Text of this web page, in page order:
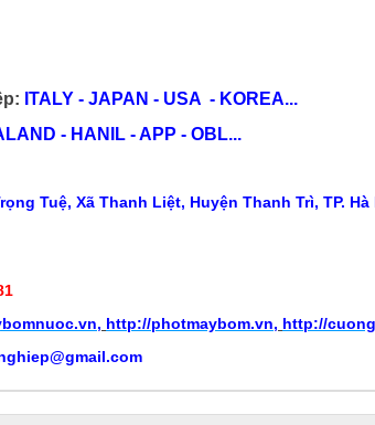
ITALY - JAPAN - USA - KOREA...
- HANIL - APP - OBL...
Tuệ, Xã Thanh Liệt, Huyện Thanh Trì, TP.
, http://photmaybom.vn, http://